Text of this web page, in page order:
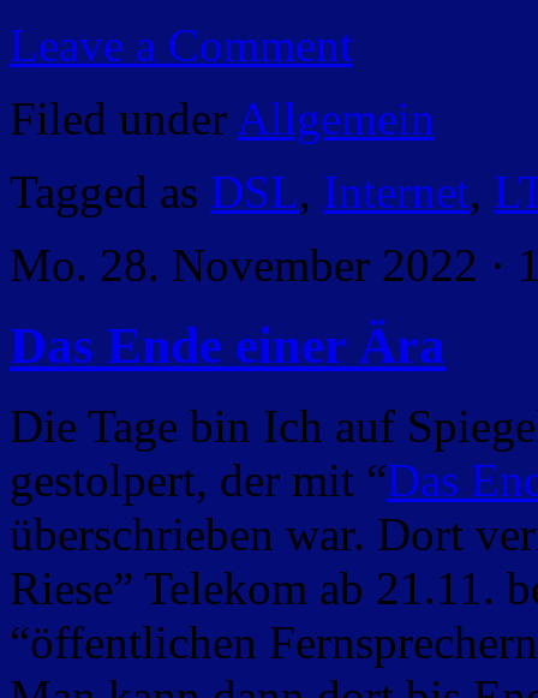
Leave a Comment
Filed under Allgemein
Tagged as DSL, Internet,
Mo. 28. November 2022 ·
Das Ende einer Ära
Die Tage bin Ich auf
gestolpert, der mit “Das
überschrieben war. Dort
Riese” Telekom ab 21.11.
“öffentlichen